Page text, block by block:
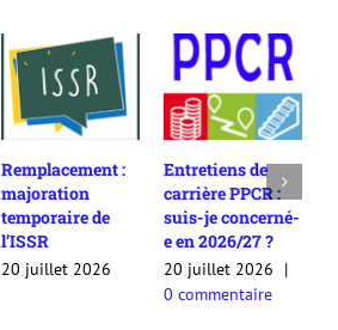
Remplacement :
majoration
temporaire de
l’ISSR
20 juillet 2026
Entretiens de
carrière PPCR :
suis-je concerné-
e en 2026/27 ?
20 juillet 2026
|
0 commentaire